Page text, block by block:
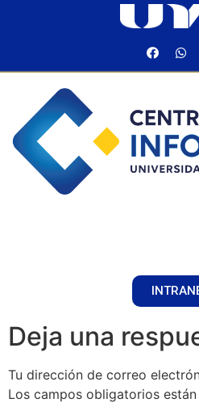
Deja una
Tu dirección de correo
Los campos obligatorios